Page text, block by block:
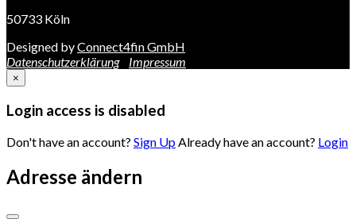
50733 Köln
Designed byConnect4fin GmbH
Datenschutzerklärung
Impressum
×
Login access is disabled
Don't have an account? Sign UpAlready have an account? Login
Adresse ändern